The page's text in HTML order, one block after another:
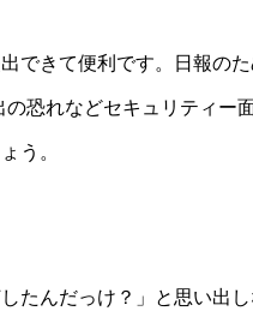
きて便利です。日報の
恐れなどセキュリティー
う。
んだっけ？」と思い出